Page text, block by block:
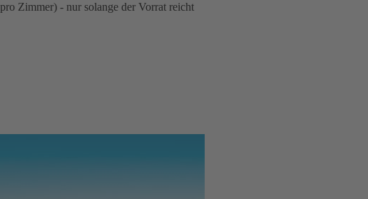
Zimmer) - nur solange der Vorrat reicht